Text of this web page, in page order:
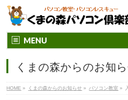
MENU
くまの森からのお知
HOME » くまの森からのお知らせ » パソコン教室 »